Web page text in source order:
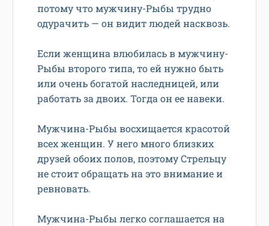
потому что мужчину-Рыбы трудно
одурачить — он видит людей насквозь.
Если женщина влюбилась в мужчину-
Рыбы второго типа, то ей нужно быть
или очень богатой наследницей, или
работать за двоих. Тогда он ее навеки.
Мужчина-Рыбы восхищается красотой
всех женщин. У него много близких
друзей обоих полов, поэтому Стрельцу
не стоит обращать на это внимание и
ревновать.
Мужчина-Рыбы легко соглашается на